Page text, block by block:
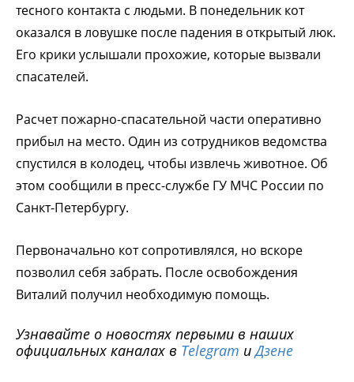
тесного контакта с людьми. В понедельник кот
оказался в ловушке после падения в открытый люк.
Его крики услышали прохожие, которые вызвали
спасателей.
Расчет пожарно-спасательной части оперативно
прибыл на место. Один из сотрудников ведомства
спустился в колодец, чтобы извлечь животное. Об
этом сообщили в пресс-службе ГУ МЧС России по
Санкт-Петербургу.
Первоначально кот сопротивлялся, но вскоре
позволил себя забрать. После освобождения
Виталий получил необходимую помощь.
Узнавайте о новостях первыми в наших
официальных каналах в Telegram иДзене